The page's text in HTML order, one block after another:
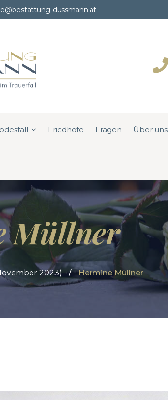
dussmann.at
Friedhöfe Fragen Über uns
Müllner
2023) Hermine Müllner